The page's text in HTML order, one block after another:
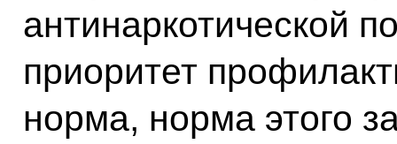
антинаркотической
приоритет
норма, норма этого